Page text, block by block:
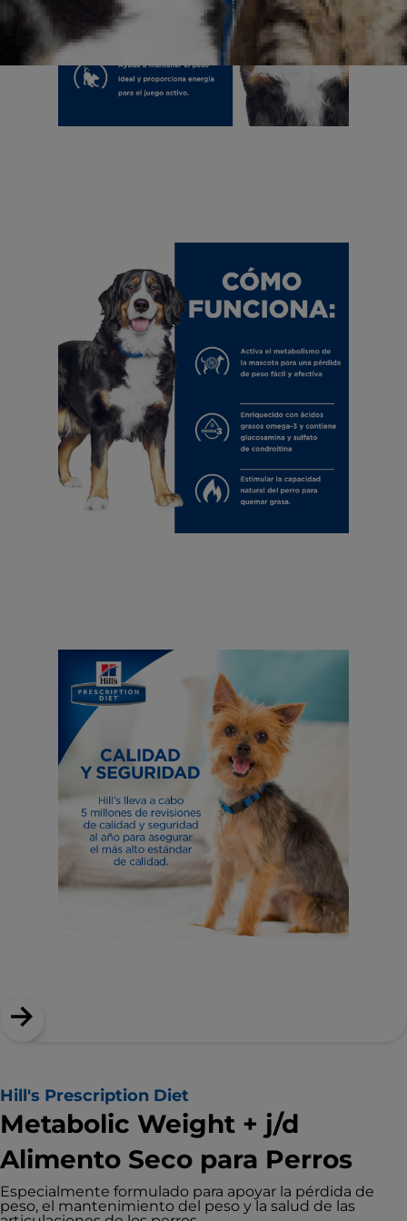
Hill's Prescription Diet
Metabolic Weight + j/d
Alimento Seco para Perros
Especialmente formulado para apoyar la pérdida de
peso, el mantenimiento del peso y la salud de las